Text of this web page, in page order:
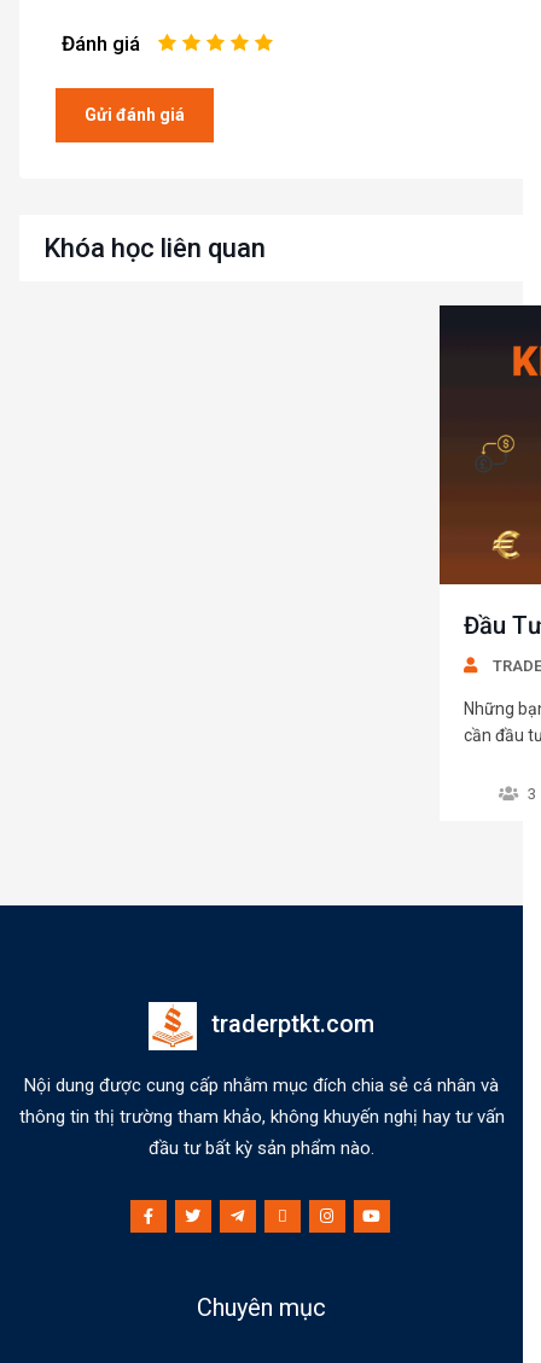
Đánh giá 5
4
3
2
Khóa học liên quan
Đầu
Những
cần đầu
rủi ro
3
traderptkt.com
Nội dung được cung cấp nhằm mục đích chia sẻ cá nhân và
thông tin thị trường tham khảo, không khuyến nghị hay tư vấn
đầu tư bất kỳ sản phẩm nào.
Chuyên mục